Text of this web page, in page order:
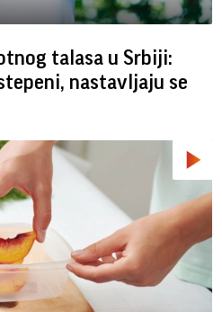
talasa u Srbiji:
nastavljaju se